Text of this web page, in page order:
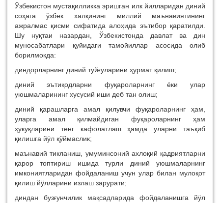
Ўзбекистон мустақилликка эришган илк йилларидан диний
соҳага ўзбек халқининг миллий маънавиятининг
ажралмас қисми сифатида алоҳида эътибор қаратилди.
Шу нуқтаи назардан, Ўзбекистонда давлат ва дин
муносабатлари қуйидаги тамойиллар асосида олиб
борилмокда:
диндорларнинг диний туйғуларини ҳурмат қилиш;
диний эътиқодларни фуқароларнинг ёки улар
уюшмаларининг хусусий иши деб тан олиш;
диний қарашларга амал қилувчи фуқароларнинг ҳам,
уларга амал қилмайдиган фуқароларнинг ҳам
ҳукуқларини тенг кафолатлаш ҳамда уларни таъқиб
қилишга йӱл қўймаслик;
маънавий тикланиш, умуминсоний ахлоқий қадриятларни
қарор топтириш ишида турли диний уюшмаларнинг
имкониятларидан фойдаланиш учун улар билан мулоқот
қилиш йӱлларини излаш зарурати;
диндан бузғунчилик мақсадларида фойдаланишга йӱл